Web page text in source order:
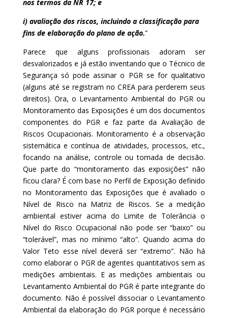
nos termos da NR 17; e
i) avaliação dos riscos, incluindo a classificação para
fins de elaboração do plano de ação.”
Parece que alguns profissionais adoram ser
desvalorizados e já estão inventando que o Técnico de
Segurança só pode assinar o PGR se for qualitativo
(alguns até se registram no CREA para perderem seus
direitos). Ora, o Levantamento Ambiental do PGR ou
Monitoramento das Exposições é um dos documentos
componentes do PGR e faz parte da Avaliação de
Riscos Ocupacionais. Monitoramento é a observação
sistemática e contínua de atividades, processos, etc.,
focando na análise, controle ou tomada de decisão.
Que parte do “monitoramento das exposições” não
ficou clara? É com base no Perfil de Exposição definido
no Monitoramento das Exposições que é avaliado o
Nível de Risco na Matriz de Riscos. Se a medição
ambiental estiver acima do Limite de Tolerância o
Nível do Risco Ocupacional não pode ser “baixo” ou
“tolerável”, mas no mínimo “alto”. Quando acima do
Valor Teto esse nível deverá ser “extremo”. Não há
como elaborar o PGR de agentes quantitativos sem as
medições ambientais. E as medições ambientais ou
Levantamento Ambiental do PGR é parte integrante do
documento. Não é possível dissociar o Levantamento
Ambiental da elaboração do PGR porque é necessário